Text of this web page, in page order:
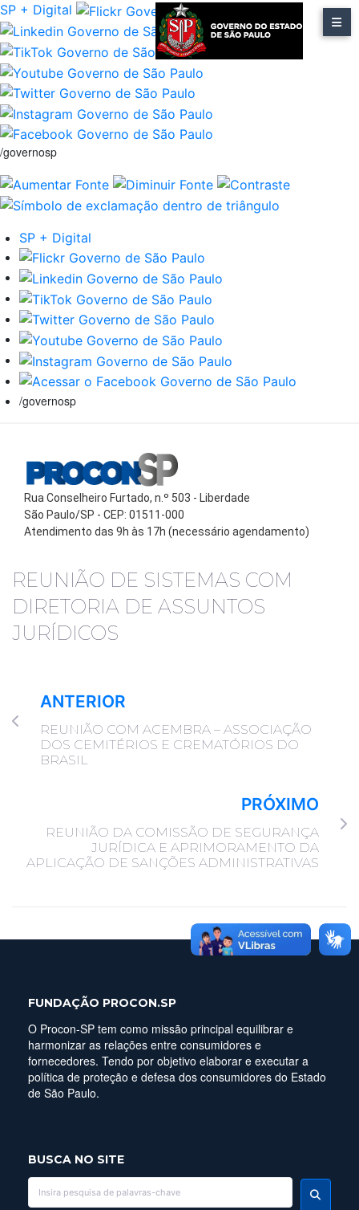
SP + Digital
/governosp
SP + Digital
/governosp
Rua Conselheiro Furtado, n.º 503 - Liberdade
São Paulo/SP - CEP: 01511-000
Atendimento das 9h às 17h (necessário agendamento)
REUNIÃO DE SISTEMAS COM
DIRETORIA DE ASSUNTOS
JURÍDICOS
ANTERIOR
REUNIÃO COM ACEMBRA – ASSOCIAÇÃO
DOS CEMITÉRIOS E CREMATÓRIOS DO
BRASIL
PRÓXIMO
REUNIÃO DA COMISSÃO DE SEGURANÇA
JURÍDICA E APRIMORAMENTO DA
APLICAÇÃO DE SANÇÕES ADMINISTRATIVAS
FUNDAÇÃO PROCON.SP
O Procon-SP tem como missão principal equilibrar e
harmonizar as relações entre consumidores e
fornecedores. Tendo por objetivo elaborar e executar a
política de proteção e defesa dos consumidores do Estado
de São Paulo.
BUSCA NO SITE